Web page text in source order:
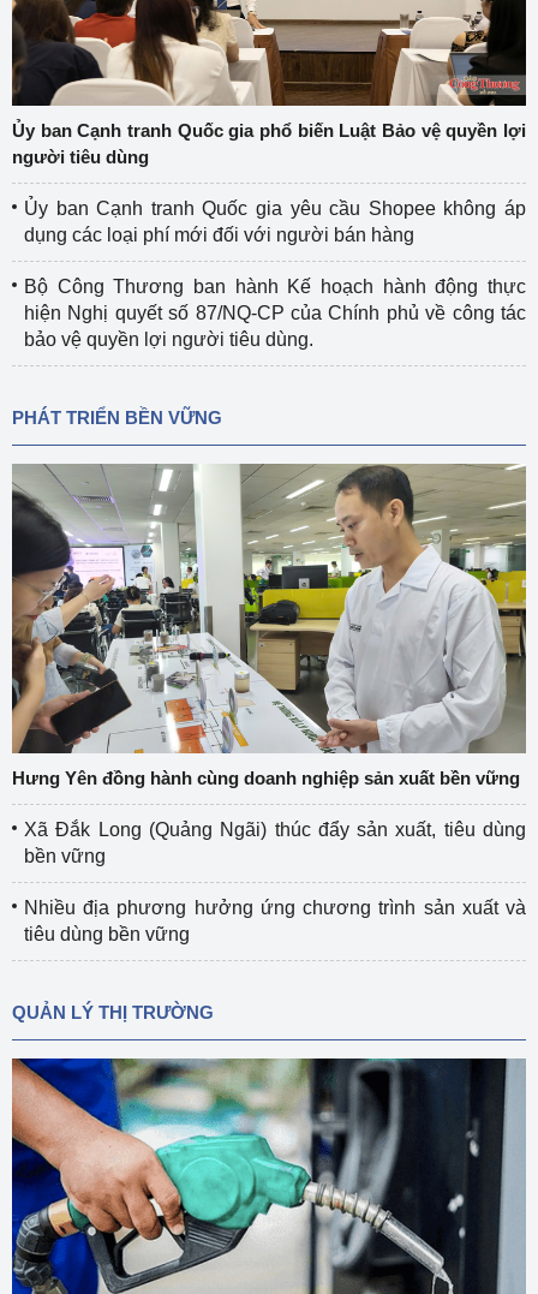
Ủy ban Cạnh tranh Quốc gia phổ biến Luật Bảo vệ quyền lợi
người tiêu dùng
Ủy ban Cạnh tranh Quốc gia yêu cầu Shopee không áp
dụng các loại phí mới đối với người bán hàng
Bộ Công Thương ban hành Kế hoạch hành động thực
hiện Nghị quyết số 87/NQ-CP của Chính phủ về công tác
bảo vệ quyền lợi người tiêu dùng.
PHÁT TRIỂN BỀN VỮNG
Hưng Yên đồng hành cùng doanh nghiệp sản xuất bền vững
Xã Đắk Long (Quảng Ngãi) thúc đẩy sản xuất, tiêu dùng
bền vững
Nhiều địa phương hưởng ứng chương trình sản xuất và
tiêu dùng bền vững
QUẢN LÝ THỊ TRƯỜNG